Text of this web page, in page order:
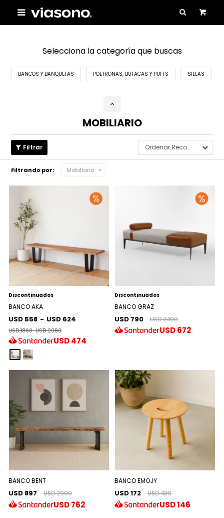

Selecciona la categoría que buscas
BANCOS Y BANQUETAS POLTRONAS, BUTACAS Y PUFFS SILLAS
MOBILIARIO
Recomendados
Filtrando por: Mobiliario
Discontinuados
BANCO AKA
USD 558 - USD 624
USD 1860-USD 2080
USD474
Discontinuados
BANCO GRAZ
USD 790 USD 2490
USD672
BANCO BENT
USD 897 USD 2990
USD762
BANCO EMOJY
USD 172 USD 430
USD146